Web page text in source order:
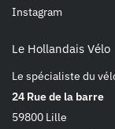
Instagram
Le Hollandais Vélo
Le spécialiste du
24 Rue de la barre
59800 Lille